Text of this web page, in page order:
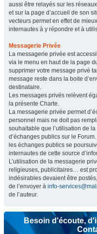
aussi être relayés sur les
et sur la page d’accueil de son
vecteurs permet en effet de
internautes à y répondre et à
Messagerie Privée
La messagerie privée est
via le menu en haut de la page
supprimer votre message privé
message reste dans la boite
destinataire.
Les messages privés relèvent
la présente Charte.
La messagerie privée permet
personnel mais ne doit pas
souhaitable que l’utilisation de
d’échanges publics sur le
les échanges publics se
internautes de cette source
L’utilisation de la messagerie
religieuses, publicitaires… est
indésirables devaient être
de l’envoyer à info-
de l’auteur.
Besoin d'écoute,